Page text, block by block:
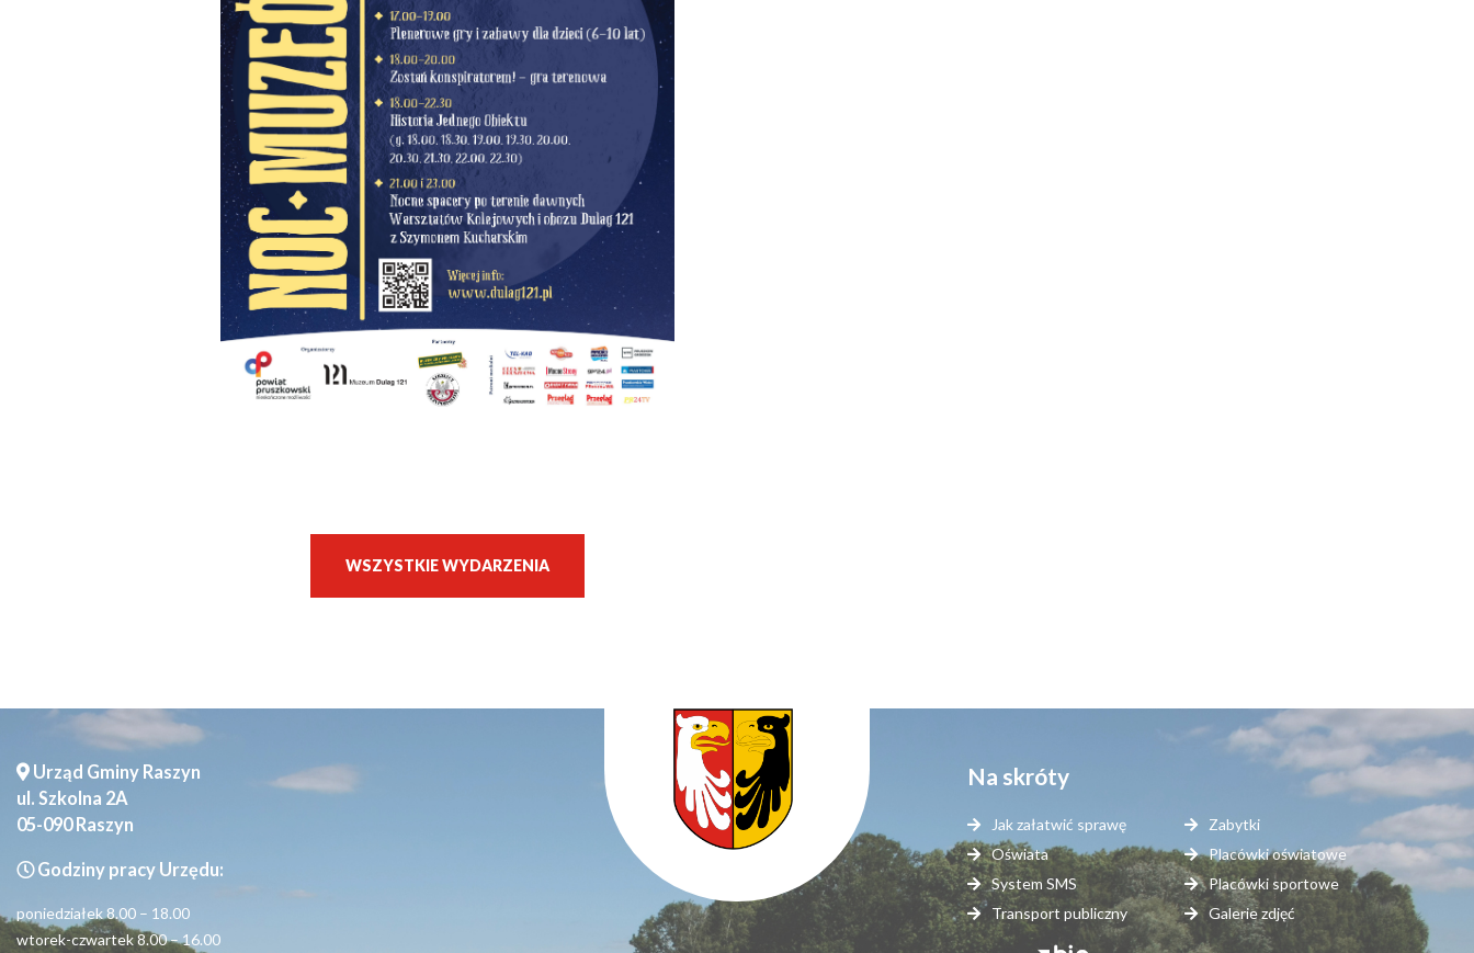
WSZYSTKIE WYDARZENIA
Urząd Gminy Raszyn
ul. Szkolna 2A
05-090 Raszyn
Godziny pracy Urzędu:
poniedziałek 8.00 – 18.00
wtorek-czwartek 8.00 – 16.00
Na skróty
Jak załatwić sprawę
Oświata
System SMS
Transport publiczny
Zabytki
Placówki oświatowe
Placówki sportowe
Galerie zdjęć